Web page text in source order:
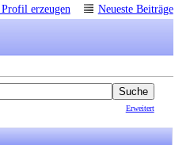
erzeugen Neueste Beiträge
Erweitert